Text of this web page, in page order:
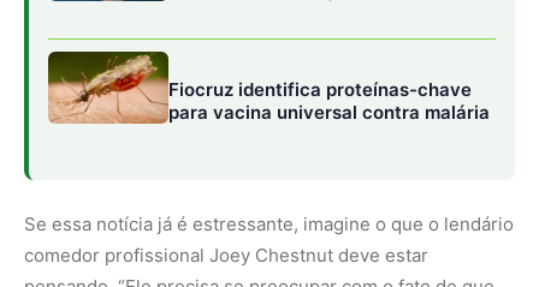
Repensar no consumo
“Se você está comendo hot dogs no estilo Joey, talvez
pouco”, disse Brissette. “Mas se você come um ho dog
alimentos divertidos na vida, e isso faz parte de
aproveitar a comida.”